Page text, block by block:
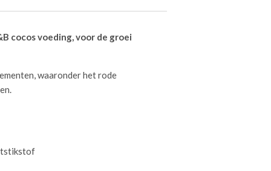
cocos voeding, voor de groei
waaronder het rode